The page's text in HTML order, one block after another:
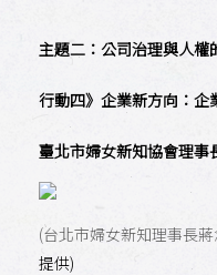
主題二：公司治理與人權
行動四》企業新方向：企
臺北市婦女新知協會理事
(台北市婦女新知理事長
提供)